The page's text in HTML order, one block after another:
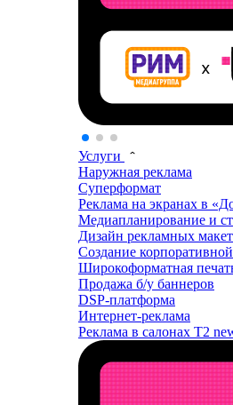
Услуги
Наружная реклама
Суперформат
Реклама на экранах в
Медиапланирование и
Дизайн рекламных
Создание
Широкоформатная
Продажа б/у баннеров
DSP-платформа
Интернет-реклама
Реклама в салонах T2